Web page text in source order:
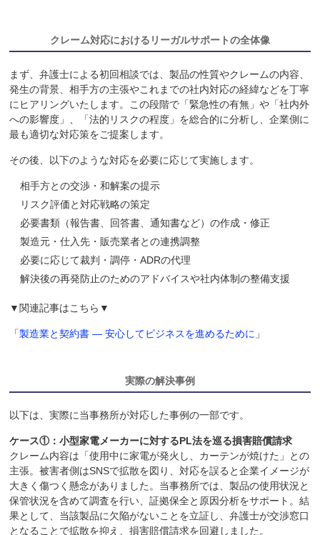
クレーム対応におけるリーガルサポートの全体像
まず、弁護士による初回相談では、製品の性質やクレームの内容、
発生の背景、相手方の主張やこれまでの社内対応の経緯などを丁寧
にヒアリングいたします。この段階で「緊急性の有無」や「社内外
への影響度」、「法的リスクの程度」を総合的に分析し、企業側に
最も適切な対応策をご提案します。
その後、以下のような対応を必要に応じて実施します。
相手方との交渉・和解案の提示
リスク評価と対応戦略の策定
必要書類（報告書、回答書、通知書など）の作成・修正
製造元・仕入先・販売業者との連携調整
必要に応じて裁判・調停・ADRの代理
解決後の再発防止のためのアドバイスや社内体制の整備支援
▼関連記事はこちら▼
「製造業と契約書 ― 安心してビジネスを進めるために 」
実際の解決事例
以下は、実際に当事務所が対応した事例の一部です。
ケース①：小型家電メーカーに対するPL法を巡る損害賠償請求
クレーム内容は「使用中に家電が発火し、カーテンが焼けた」との
主張。被害者側はSNSで拡散を図り、対応を誤ると企業イメージが
大きく傷つく懸念がありました。当事務所では、製品の使用状況と
保管状況を含めて調査を行い、証拠保全と原因分析をサポート。結
果として、当該製品に欠陥がないことを立証し、弁護士が交渉窓口
となることで拡散を抑え、損害賠償請求を回避しました。